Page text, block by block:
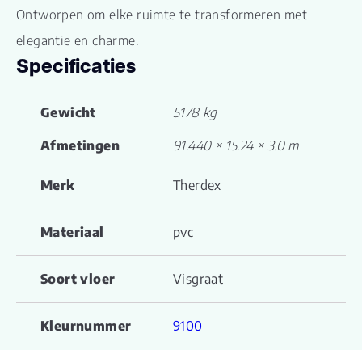
Ontworpen om elke ruimte te transformeren met
elegantie en charme.
Specificaties
Gewicht 5178 kg
Afmetingen 91.440 × 15.24 × 3.0 m
Merk Therdex
Materiaal pvc
Soort vloer Visgraat
Kleurnummer 9100